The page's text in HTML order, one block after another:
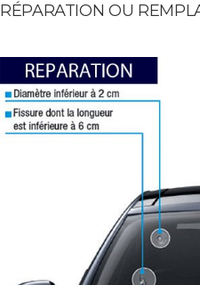
RÉPARATION OU